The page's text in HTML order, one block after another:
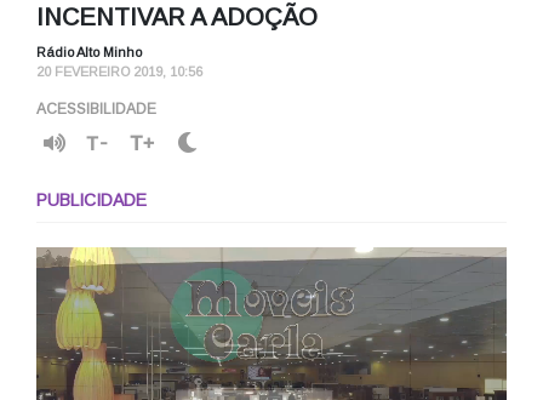
INCENTIVAR A ADOÇÃO
Rádio Alto Minho
20 FEVEREIRO 2019, 10:56
ACESSIBILIDADE
T- T+
PUBLICIDADE